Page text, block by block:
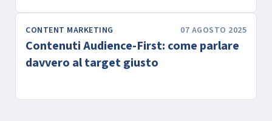
CONTENT MARKETING 07 AGOSTO 2025
Contenuti Audience-First: come parlare
davvero al target giusto